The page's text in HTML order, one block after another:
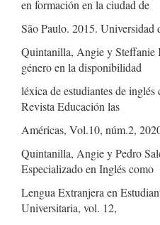
en formación en la ciudad de
São Paulo. 2015. Universidad
Quintanilla, Angie y Steffanie
género en la disponibilidad
léxica de estudiantes de inglés
Revista Educación las
Américas, Vol.10, núm.2,
Quintanilla, Angie y Pedro
Especializado en Inglés como
Lengua Extranjera en
Universitaria, vol. 12,